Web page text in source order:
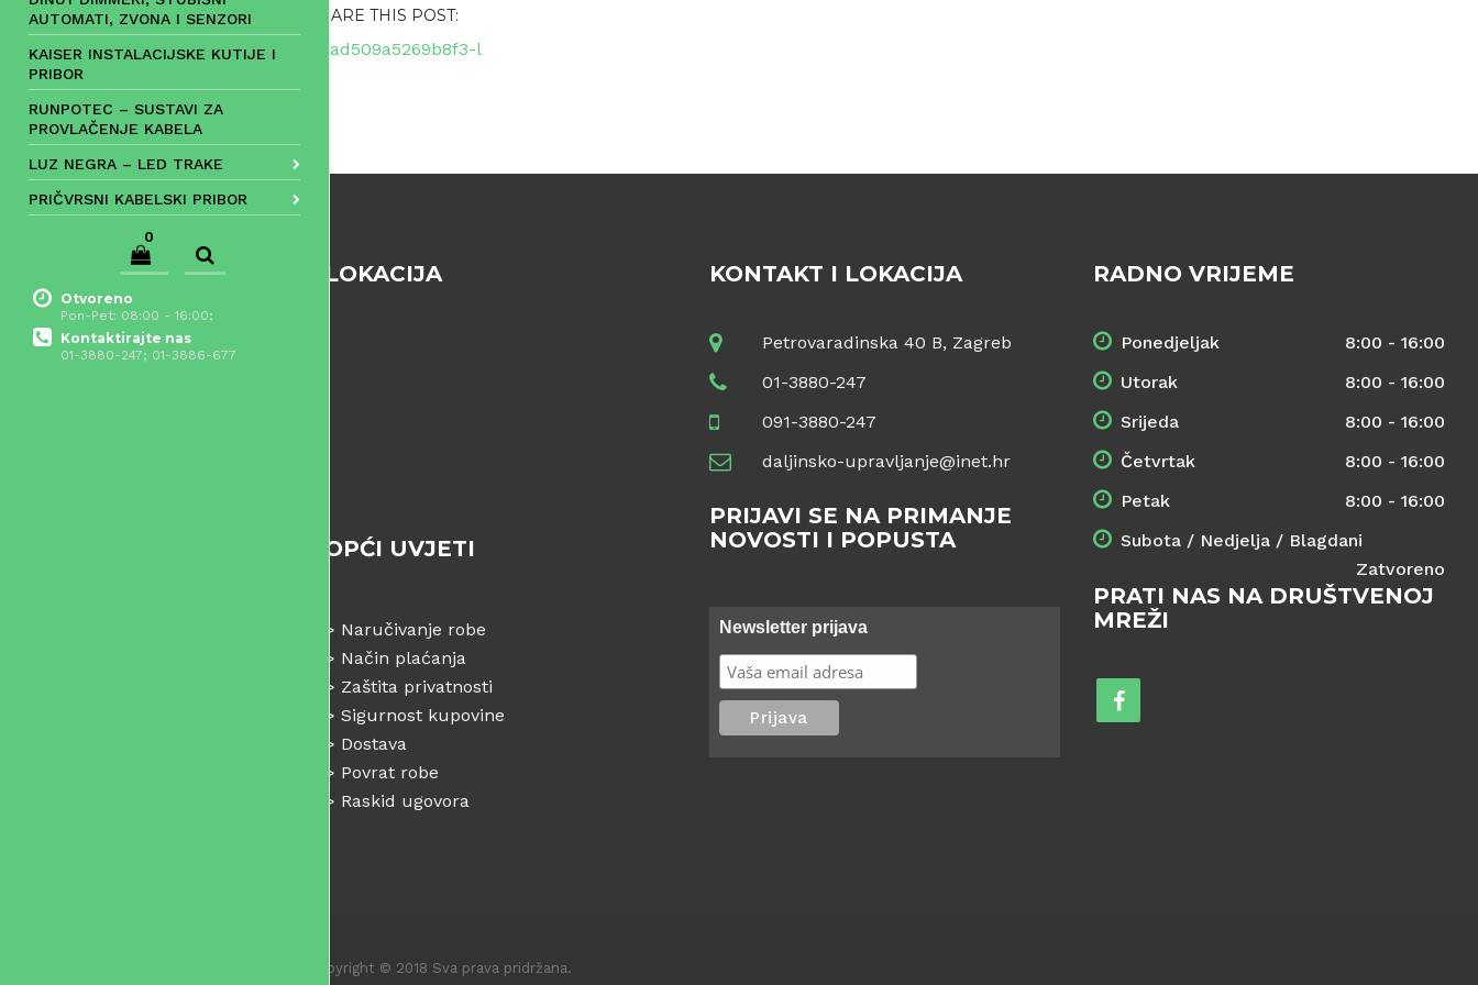
AUTOMATI, ZVONA I SENZORI
KAISER INSTALACIJSKE KUTIJE I
PRIBOR
RUNPOTEC – SUSTAVI ZA
PROVLAČENJE KABELA
LUZ NEGRA – LED TRAKE
PRIČVRSNI KABELSKI PRIBOR
0
Otvoreno
Pon-Pet: 08:00 - 16:00;
Kontaktirajte nas
01-3880-247; 01-3886-677
SHARE THIS POST:
Navigacija
0bad509a5269b8f3-l
LOKACIJA
OPĆI UVJETI
> Naručivanje robe
> Način plaćanja
> Zaštita privatnosti
> Sigurnost kupovine
> Dostava
> Povrat robe
> Raskid ugovora
KONTAKT I LOKACIJA
Petrovaradinska 40 B, Zagreb
01-3880-247
091-3880-247
daljinsko-upravljanje@inet.hr
PRIJAVI SE NA PRIMANJE
NOVOSTI I POPUSTA
Newsletter prijava
RADNO VRIJEME
Ponedjeljak
8:00 - 16:00
Utorak
8:00 - 16:00
Srijeda
8:00 - 16:00
Četvrtak
8:00 - 16:00
Petak
8:00 - 16:00
Subota / Nedjelja / Blagdani
Zatvoreno
PRATI NAS NA DRUŠTVENOJ
MREŽI
Copyright © 2018 Sva prava pridržana.